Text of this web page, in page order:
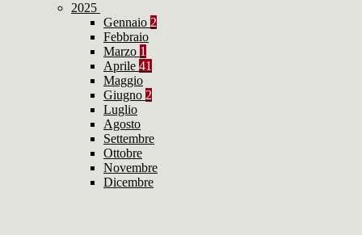
2025
Gennaio 2
Febbraio
Marzo 1
Aprile 41
Maggio
Giugno 2
Luglio
Agosto
Settembre
Ottobre
Novembre
Dicembre